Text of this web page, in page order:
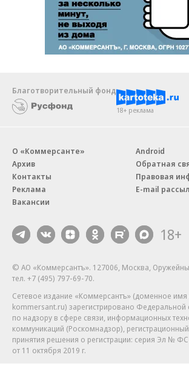
Благотворительный фонд
18+ реклама
О «Коммерсанте»
Архив
Контакты
Реклама
Вакансии
Android
Обратная
Правовая
E-mail
18+
© АО «Коммерсантъ». 127006, Москва,
тел. +7 (495) 797-69-70.
Сетевое издание «Коммерсантъ» (доменное имя
kommersant.ru) зарегистрировано Федеральной
по надзору в сфере связи, информационных
коммуникаций (Роскомнадзор),
принятия решения о регистрации: серия Эл №
от 11 октября 2019 г.